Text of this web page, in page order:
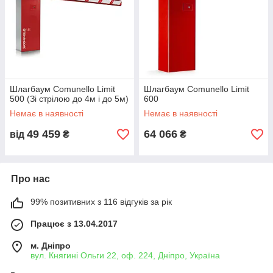
заявки, що надійшли. Гарантуємо
Почати співпрацю
Головне про співпрацю з DTB-Group
Шлагбаум Comunello Limit
500 (Зі стрілою до 4м і до 5м)
Немає в наявності
від 49 459 ₴
Шлагбаум Comunello Limit
600
Немає в наявності
64 066 ₴
Про нас
99% позитивних з 116 відгуків за рік
Працює з 13.04.2017
м. Дніпро
вул. Княгині Ольги 22, оф. 224, Дніпро, Україна